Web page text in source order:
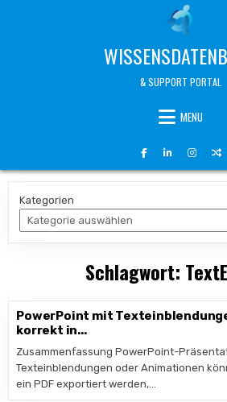
& SUPPORT PORTAL
MENU
Kategorien
Schlagwort:
PowerPoint mit
korrekt in...
Zusammenfassung PowerPoint-
Texteinblendungen oder Animationen
ein PDF exportiert werden,…